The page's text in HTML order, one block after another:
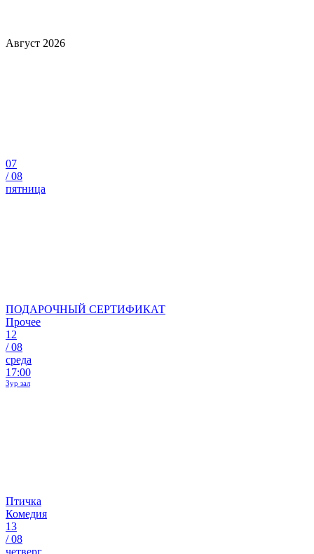
Август 2026
07
/08
пятница
ПОДАРОЧНЫЙ СЕРТИФИКАТ
Прочее
12
/08
среда
17:00
Зур зал
Птичка
Комедия
13
/08
четверг